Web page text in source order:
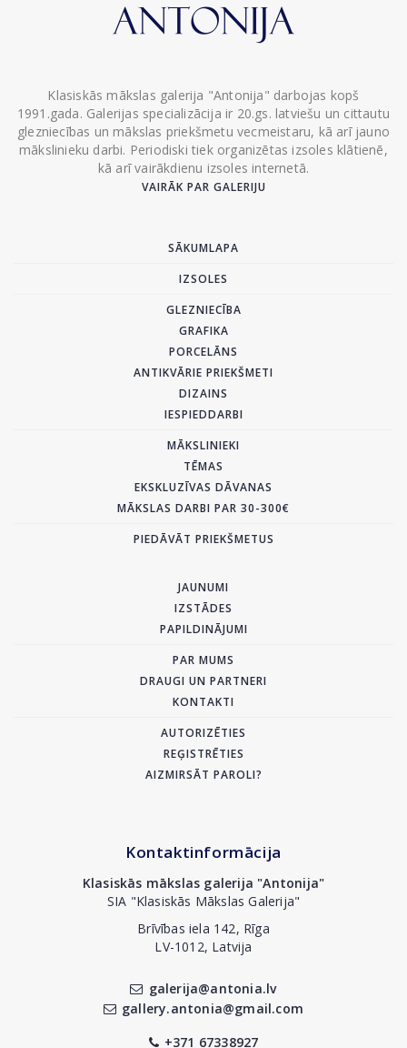
Klasiskās mākslas galerija "Antonija" darbojas kopš
1991.gada. Galerijas specializācija ir 20.gs. latviešu un cittautu
glezniecības un mākslas priekšmetu vecmeistaru, kā arī jauno
mākslinieku darbi. Periodiski tiek organizētas izsoles klātienē,
kā arī vairākdienu izsoles internetā.
VAIRĀK PAR GALERIJU
SĀKUMLAPA
IZSOLES
GLEZNIECĪBA
GRAFIKA
PORCELĀNS
ANTIKVĀRIE PRIEKŠMETI
DIZAINS
IESPIEDDARBI
MĀKSLINIEKI
TĒMAS
EKSKLUZĪVAS DĀVANAS
MĀKSLAS DARBI PAR 30-300€
PIEDĀVĀT PRIEKŠMETUS
JAUNUMI
IZSTĀDES
PAPILDINĀJUMI
PAR MUMS
DRAUGI UN PARTNERI
KONTAKTI
AUTORIZĒTIES
REĢISTRĒTIES
AIZMIRSĀT PAROLI?
Kontaktinformācija
Klasiskās mākslas galerija "Antonija"
SIA "Klasiskās Mākslas Galerija"
Brīvības iela 142, Rīga
LV-1012, Latvija
galerija@antonia.lv
gallery.antonia@gmail.com
+371 67338927